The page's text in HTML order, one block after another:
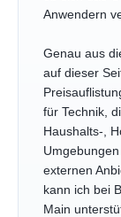
Anwendern
Genau aus
auf dieser
für Technik,
Haushalts-,
externen
kann ich bei
Main